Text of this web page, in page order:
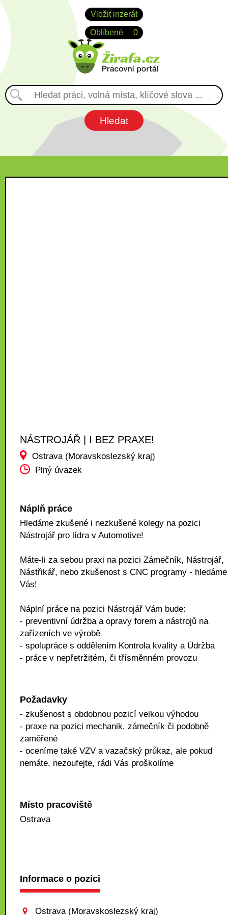
Vložit inzerát
Oblíbené 0
NÁSTROJÁŘ | I BEZ PRAXE!
Ostrava (Moravskoslezský kraj)
Plný úvazek
Náplň práce
Hledáme zkušené i nezkušené kolegy na pozici
Nástrojář pro lídra v Automotive!
Máte-li za sebou praxi na pozici Zámečník, Nástrojář,
Nástřikář, nebo zkušenost s CNC programy - hledáme
Vás!
Náplní práce na pozici Nástrojář Vám bude:
- preventivní údržba a opravy forem a nástrojů na
zařízeních ve výrobě
- spolupráce s oddělením Kontrola kvality a Údržba
- práce v nepřetržitém, či třísměnném provozu
Požadavky
- zkušenost s obdobnou pozicí velkou výhodou
- praxe na pozici mechanik, zámečník či podobně
zaměřené
- oceníme také VZV a vazačský průkaz, ale pokud
nemáte, nezoufejte, rádi Vás proškolíme
Místo pracoviště
Ostrava
Informace o pozici
Ostrava (Moravskoslezský kraj)